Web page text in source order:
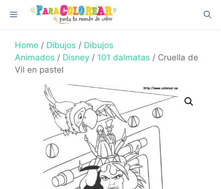
content
Menu
Home / Dibujos / Dibujos
Animados / Disney / 101 dalmatas / Cruella de
Vil en pastel